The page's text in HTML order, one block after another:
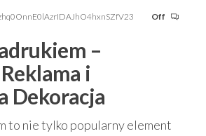
Off
–
i
Dekoracja
to nie tylko popularny element